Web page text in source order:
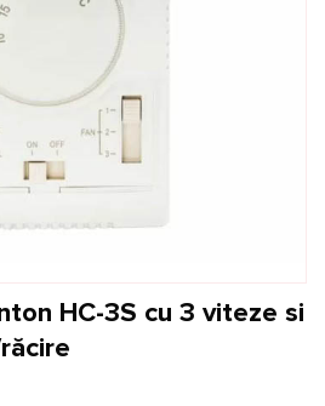
HC-3S cu 3 viteze si